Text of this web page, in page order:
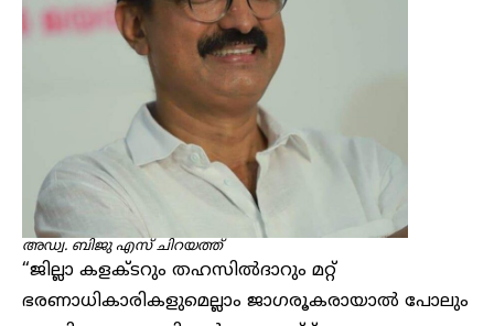
അഡ്വ. ബിജു എസ്‌ ചിറയത്ത്
“ജില്ലാ കളക്ടറും തഹസിൽദാറും മറ്റ്
ഭരണാധികാരികളുമെല്ലാം ജാഗരൂകരായാൽ പോലും